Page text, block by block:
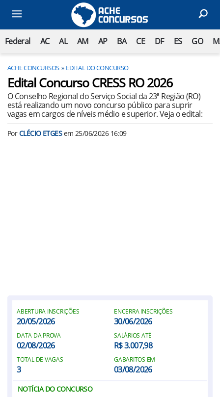
Federal AC AL AM AP BA CE DF ES GO
ACHE CONCURSOS EDITAL DO CONCURSO
Edital Concurso CRESS RO 2026
O Conselho Regional do Serviço Social da 23ª Região (RO)
está realizando um novo concurso público para suprir
vagas em cargos de níveis médio e superior. Veja o edital:
PorCLÉCIO ETGESem 25/06/2026 16:09
ABERTURA INSCRIÇÕES
20/05/2026
ENCERRA INSCRIÇÕES
30/06/2026
DATA DA PROVA
02/08/2026
SALÁRIOS ATÉ
R$ 3.007,98
TOTAL DE VAGAS
3
GABARITOS EM
03/08/2026
NOTÍCIA DO CONCURSO